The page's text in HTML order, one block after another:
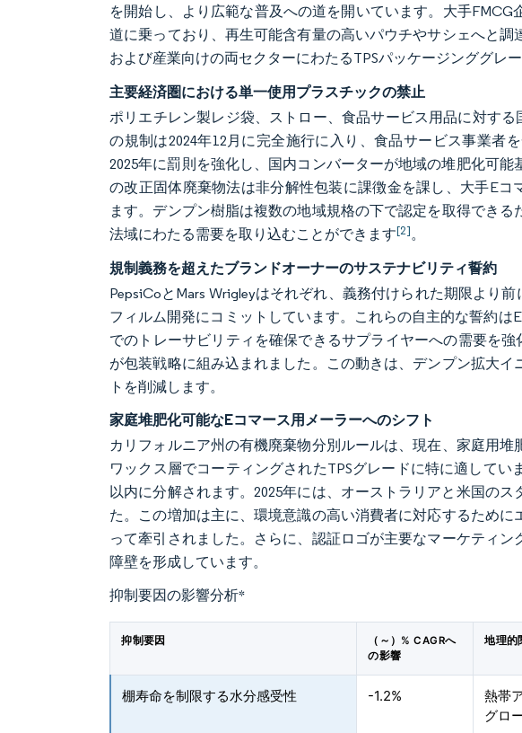
を開始し、より広範な普及への道を開いています。大手
道に乗っており、再生可能含有量の高いパウチやサシェへと
および産業向けの両セクターにわたるTPSパッケージンググレ
主要経済圏における単一使用プラスチックの禁止
ポリエチレン製レジ袋、ストロー、食品サービス用品に対す
の規制は2024年12月に完全施行に入り、食品サービス事業者
2025年に罰則を強化し、国内コンバーターが地域の堆肥化可
の改正固体廃棄物法は非分解性包装に課徴金を課し、大手E
ます。デンプン樹脂は複数の地域規格の下で認定を取得でき
法域にわたる需要を取り込むことができます[2]。
規制義務を超えたブランドオーナーのサステナビリティ誓約
PepsiCoとMars Wrigleyはそれぞれ、義務付けられた期限より
フィルム開発にコミットしています。これらの自主的な誓約
でのトレーサビリティを確保できるサプライヤーへの需要を
が包装戦略に組み込まれました。この動きは、デンプン拡大
トを削減します。
家庭堆肥化可能なEコマース用メーラーへのシフト
カリフォルニア州の有機廃棄物分別ルールは、現在、家庭用
ワックス層でコーティングされたTPSグレードに特に適して
以内に分解されます。2025年には、オーストラリアと米国の
た。この増加は主に、環境意識の高い消費者に対応するため
って牽引されました。さらに、認証ロゴが主要なマーケティ
障壁を形成しています。
抑制要因の影響分析*
抑制要因
（～）% CAGRへ
の影響
地理的
棚寿命を制限する水分感受性 -1.2%
熱帯
グロ